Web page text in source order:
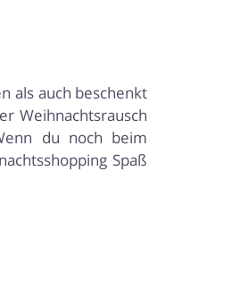
als auch beschenkt
Weihnachtsrausch
du noch beim
Spaß